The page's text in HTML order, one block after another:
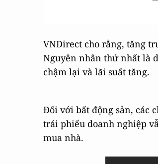
VNDirect cho rằng, tăng
Nguyên nhân thứ nhất là
chậm lại và lãi suất tăng.
Đối với bất động sản, các
trái phiếu doanh nghiệp
mua nhà.